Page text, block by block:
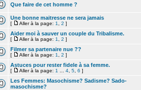
Que faire de cet homme ?
Une bonne maitresse ne sera jamais
[ Aller à la page: 1 2 ]
Aider moi à sauver un couple du Tribalisme.
[ Aller à la page: 1 2 ]
Filmer sa partenaire nue ??
[ Aller à la page: 1 2 ]
Astuces pour rester fidele à sa femme.
[ Aller à la page: 1 4 5 6 ]
Les Femmes: Masochisme? Sadisme? Sado-
masochisme?